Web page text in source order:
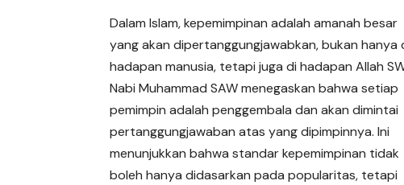
Dalam Islam, kepemimpinan adalah amanah besar
yang akan dipertanggungjawabkan, bukan hanya
hadapan manusia, tetapi juga di hadapan Allah
Nabi Muhammad SAW menegaskan bahwa setiap
pemimpin adalah penggembala dan akan dimintai
pertanggungjawaban atas yang dipimpinnya. Ini
menunjukkan bahwa standar kepemimpinan tidak
boleh hanya didasarkan pada popularitas, tetapi